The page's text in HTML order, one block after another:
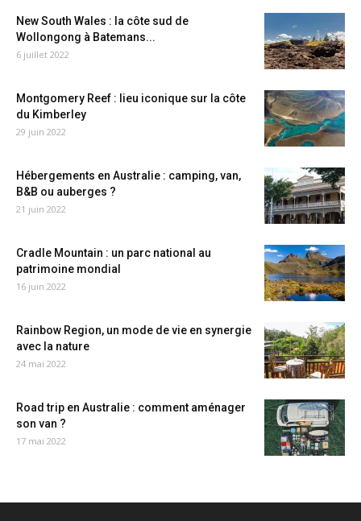
New South Wales : la côte sud de
Wollongong à Batemans...
6 juillet 2022
Montgomery Reef : lieu iconique sur la côte
du Kimberley
29 juin 2022
Hébergements en Australie : camping, van,
B&B ou auberges ?
21 juin 2022
Cradle Mountain : un parc national au
patrimoine mondial
16 juin 2022
Rainbow Region, un mode de vie en synergie
avec la nature
24 mai 2022
Road trip en Australie : comment aménager
son van ?
17 mai 2022